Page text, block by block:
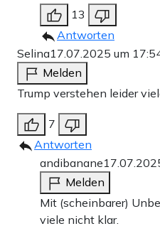
13
Antworten
Selina17.07.2025 um
Melden
Trump verstehen leider
7
Antworten
andibanane
Melden
Mit (scheinbarer)
viele nicht klar.